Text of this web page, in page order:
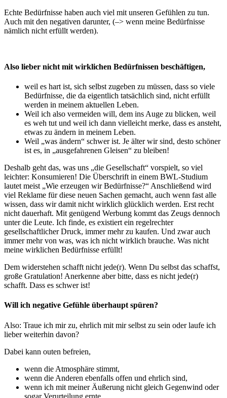
Echte Bedürfnisse haben auch viel mit unseren Gefühlen zu tun.
Auch mit den negativen darunter, (–> wenn meine Bedürfnisse
nämlich nicht erfüllt werden).
Also lieber nicht mit wirklichen Bedürfnissen beschäftigen,
weil es hart ist, sich selbst zugeben zu müssen, dass so viele
Bedürfnisse, die da eigentlich tatsächlich sind, nicht erfüllt
werden in meinem aktuellen Leben.
Weil ich also vermeiden will, dem ins Auge zu blicken, weil
es weh tut und weil ich dann vielleicht merke, dass es ansteht,
etwas zu ändern in meinem Leben.
Weil „was ändern“ schwer ist. Je älter wir sind, desto schöner
ist es, in „ausgefahrenen Gleisen“ zu bleiben!
Deshalb geht das, was uns „die Gesellschaft“ vorspielt, so viel
leichter: Konsumieren! Die Überschrift in einem BWL-Studium
lautet meist „Wie erzeugen wir Bedürfnisse?“ Anschließend wird
viel Reklame für diese neuen Sachen gemacht, auch wenn fast alle
wissen, dass wir damit nicht wirklich glücklich werden. Erst recht
nicht dauerhaft. Mit genügend Werbung kommt das Zeugs dennoch
unter die Leute. Ich finde, es existiert ein regelrechter
gesellschaftlicher Druck, immer mehr zu kaufen. Und zwar auch
immer mehr von was, was ich nicht wirklich brauche. Was nicht
meine wirklichen Bedürfnisse erfüllt!
Dem widerstehen schafft nicht jede(r). Wenn Du selbst das schaffst,
große Gratulation! Anerkenne aber bitte, dass es nicht jede(r)
schafft. Dass es schwer ist!
Will ich negative Gefühle überhaupt spüren?
Also: Traue ich mir zu, ehrlich mit mir selbst zu sein oder laufe ich
lieber weiterhin davon?
Dabei kann outen befreien,
wenn die Atmosphäre stimmt,
wenn die Anderen ebenfalls offen und ehrlich sind,
wenn ich mit meiner Äußerung nicht gleich Gegenwind oder
sogar Verurteilung ernte,